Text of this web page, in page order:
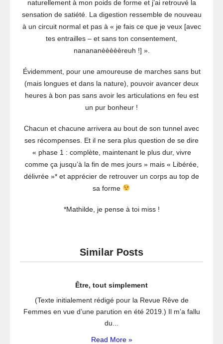
naturellement à mon poids de forme et j’ai retrouvé la
sensation de satiété. La digestion ressemble de nouveau
à un circuit normal et pas à « je fais ce que je veux [avec
tes entrailles – et sans ton consentement,
nanananèèèèèreuh !] ».
Évidemment, pour une amoureuse de marches sans but
(mais longues et dans la nature), pouvoir avancer deux
heures à bon pas sans avoir les articulations en feu est
un pur bonheur !
Chacun et chacune arrivera au bout de son tunnel avec
ses récompenses. Et il ne sera plus question de se dire
« phase 1 : complète, maintenant le plus dur, vivre
comme ça jusqu’à la fin de mes jours » mais « Libérée,
délivrée »* et apprécier de retrouver un corps au top de
sa forme
*Mathilde, je pense à toi miss !
Similar Posts
Être, tout simplement
(Texte initialement rédigé pour la Revue Rêve de
Femmes en vue d’une parution en été 2019.) Il m’a fallu
du...
Read More »